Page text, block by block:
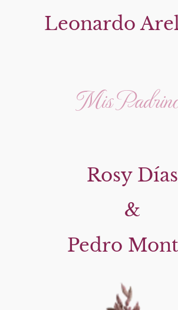
Leonardo
Mis
Rosy Días
&
Pedro